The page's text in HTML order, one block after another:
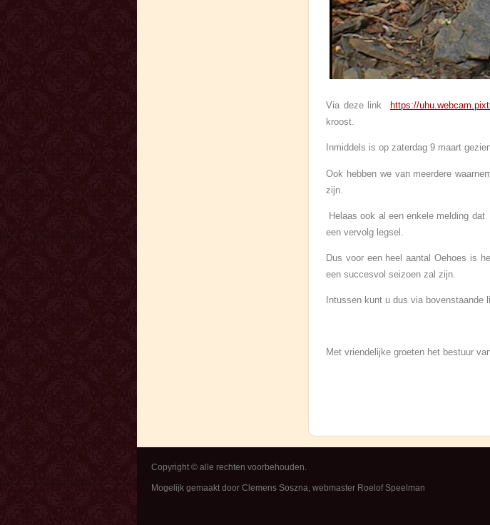
Via deze link https://
kroost.
Inmiddels is op zaterdag 9 maart
Ook hebben we van meerdere
zijn.
Helaas ook al een enkele melding
een vervolg legsel.
Dus voor een heel aantal Oehoes is
een succesvol seizoen zal zijn.
Intussen kunt u dus via bovenstaande
Met vriendelijke groeten het bestuur van
Copyright © alle rechten voorbehouden.
Mogelijk gemaakt door Clemens Soszna, webmaster Roelof Speelman